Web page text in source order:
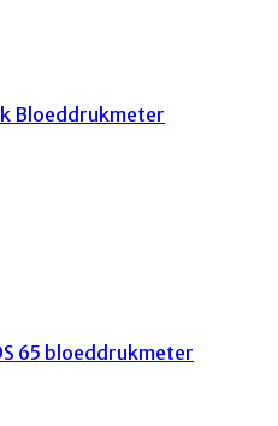
Bloeddrukmeter
65 bloeddrukmeter